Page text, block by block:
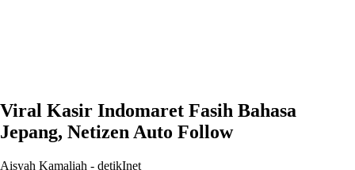
Viral Kasir Indomaret Fasih Bahasa
Jepang, Netizen Auto Follow
Aisyah Kamaliah - detikInet